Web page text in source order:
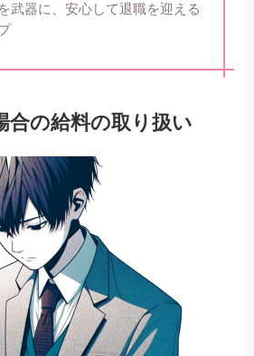
武器に、安心して退職を迎える
合の給料の取り扱い